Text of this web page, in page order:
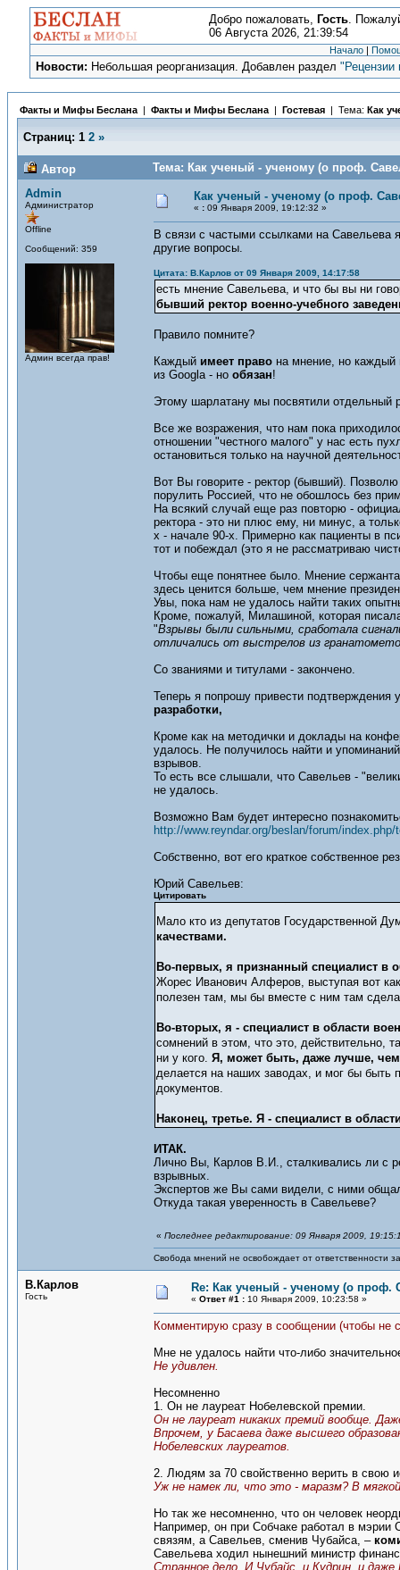
Добро пожаловать, Гость.
06 Августа 2026, 21:39:54
Начало |
Новости: Небольшая реорганизация. Добавлен раздел"Рецензии
Факты и Мифы Беслана | Факты и Мифы Беслана | Гостевая | Тема: Как
Страниц: 1 2 »
Автор
Тема: Как ученый - ученому (о проф.
Admin
Администратор
Offline
Сообщений: 359
Админ всегда прав!
Как ученый - ученому (о проф.
« : 09 Января 2009, 19:12:32 »
В связи с частыми ссылками на Савельева
другие вопросы.
Цитата: В.Карлов от 09 Января 2009, 14:17:58
есть мнение Савельева, и что бы вы ни
бывший ректор военно-учебного
Правило помните?
Каждый имеет право на мнение, но каждый
из Googla - но обязан!
Этому шарлатану мы посвятили отдельный
Все же возражения, что нам пока
отношении "честного малого" у нас есть
остановиться только на научной
Вот Вы говорите - ректор (бывший).
порулить Россией, что не обошлось без
На всякий случай еще раз повторю -
ректора - это ни плюс ему, ни минус, а
х - начале 90-х. Примерно как пациенты в
тот и побеждал (это я не рассматриваю
Чтобы еще понятнее было. Мнение
здесь ценится больше, чем мнение
Увы, пока нам не удалось найти таких
Кроме, пожалуй, Милашиной, которая
"Взрывы были сильными, сработала
отличались от выстрелов из
Со званиями и титулами - закончено.
Теперь я попрошу привести подтверждения
разработки,
Кроме как на методички и доклады на
удалось. Не получилось найти и
взрывов.
То есть все слышали, что Савельев -
не удалось.
Возможно Вам будет интересно
http://www.reyndar.org/beslan/forum/
Собственно, вот его краткое собственное
Юрий Савельев:
Цитировать
Мало кто из депутатов Государственной
качествами.
Во-первых, я признанный специалист в
Жорес Иванович Алферов, выступая вот
полезен там, мы бы вместе с ним там
Во-вторых, я - специалист в области
сомнений в этом, что это, действительно,
ни у кого. Я, может быть, даже лучше,
делается на наших заводах, и мог бы быть
документов.
Наконец, третье. Я - специалист в
ИТАК.
Лично Вы, Карлов В.И., сталкивались ли с
взрывных.
Экспертов же Вы сами видели, с ними
Откуда такая уверенность в Савельеве?
« Последнее редактирование: 09 Января 2009,
Свобода мнений не освобождает от ответственности
В.Карлов
Гость
Re: Как ученый - ученому (о проф.
« Ответ #1 : 10 Января 2009, 10:23:58 »
Комментирую сразу в сообщении (чтобы не
Мне не удалось найти что-либо
Не удивлен.
Несомненно
1. Он не лауреат Нобелевской премии.
Он не лауреат никаких премий вообще.
Впрочем, у Басаева даже высшего
Нобелевских лауреатов.
2. Людям за 70 свойственно верить в свою
Уж не намек ли, что это - маразм? В
Но так же несомненно, что он человек
Например, он при Собчаке работал в мэрии
связям, а Савельев, сменив Чубайса, –
Савельева ходил нынешний министр
Странное дело. И Чубайс, и Кудрин, и